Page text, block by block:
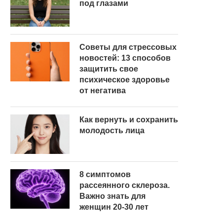
под глазами
Советы для стрессовых
новостей: 13 способов
защитить свое
психическое здоровье
от негатива
Как вернуть и сохранить
молодость лица
8 симптомов
рассеянного склероза.
Важно знать для
женщин 20-30 лет